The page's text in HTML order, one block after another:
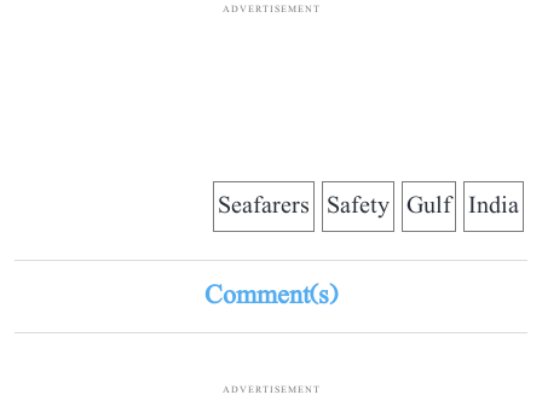
ADVERTISEMENT
India
Gulf
Safety
Seafarers
Comment(s)
ADVERTISEMENT